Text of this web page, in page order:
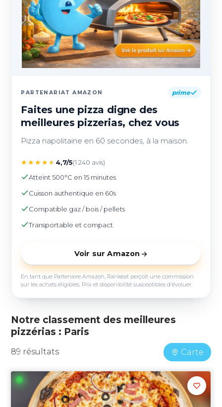
PARTENARIAT AMAZON prime
Faites une pizza digne des
meilleures pizzerias, chez vous
Pizza napolitaine en 60 secondes, à la maison.
★★★★★ 4,7/5(1 240 avis)
Atteint 500°C en 15 minutes
Cuisson authentique en 60s
Compatible gaz / bois / pellets
Transportable et compact
Voir sur Amazon
En tant que Partenaire Amazon, Rankeat perçoit une commission
sur les achats éligibles. Prix et disponibilité susceptibles d'évoluer.
Notre classement des meilleures
pizzérias : Paris
89 résultats Carte